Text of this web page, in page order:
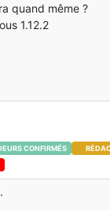
quand même ?
1.12.2
CONFIRMÉS